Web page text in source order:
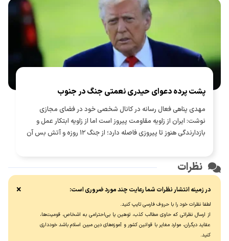
پشت پرده دعوای حیدری نعمتی جنگ در جنوب
مهدی پناهی فعال رسانه در کانال شخصی خود در فضای مجازی
نوشت: ایران از زاویه مقاومت پیروز است اما از زاویه ابتکار عمل و
بازدارندگی هنوز تا پیروزی فاصله دارد؛ از جنگ ۱۲ روزه و آتش بس آن
همین پازل کلی برای مواجه با دشمن است!
نظرات
در زمینه انتشار نظرات شما رعایت چند مورد ضروری است:
لطفا نظرات خود را با حروف فارسی تایپ کنید.
از ارسال نظراتی که حاوی مطالب کذب، توهین یا بی‌احترامی به اشخاص، قومیت‌ها،
عقاید دیگران، موارد مغایر با قوانین کشور و آموزه‌های دین مبین اسلام باشد خودداری
کنید.
×